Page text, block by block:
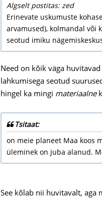
Algselt postitas: zed
Erinevate uskumuste
arvamused), kolmandal või
seotud imiku
Need on kõik väga
lahkumisega seotud
hingel ka mingi materiaalne
Tsitaat:
on meie planeet Maa koos
üleminek on juba alanud.
See kõlab nii huvitavalt,